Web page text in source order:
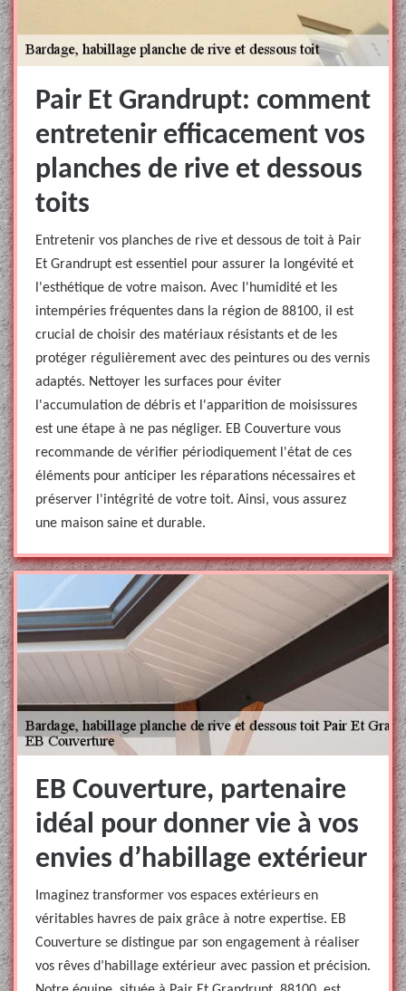
Pair Et Grandrupt: comment
entretenir efficacement vos
planches de rive et dessous
toits
Entretenir vos planches de rive et dessous de toit à Pair
Et Grandrupt est essentiel pour assurer la longévité et
l'esthétique de votre maison. Avec l'humidité et les
intempéries fréquentes dans la région de 88100, il est
crucial de choisir des matériaux résistants et de les
protéger régulièrement avec des peintures ou des vernis
adaptés. Nettoyer les surfaces pour éviter
l'accumulation de débris et l'apparition de moisissures
est une étape à ne pas négliger. EB Couverture vous
recommande de vérifier périodiquement l'état de ces
éléments pour anticiper les réparations nécessaires et
préserver l'intégrité de votre toit. Ainsi, vous assurez
une maison saine et durable.
EB Couverture, partenaire
idéal pour donner vie à vos
envies d’habillage extérieur
Imaginez transformer vos espaces extérieurs en
véritables havres de paix grâce à notre expertise. EB
Couverture se distingue par son engagement à réaliser
vos rêves d’habillage extérieur avec passion et précision.